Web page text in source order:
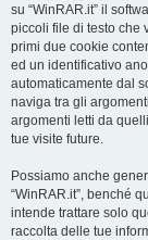
su “WinRAR.it” il
piccoli file di testo che
primi due cookie
ed un identificativo
automaticamente dal
naviga tra gli
argomenti letti da
tue visite future.
Possiamo anche
“WinRAR.it”, benché
intende trattare solo
raccolta delle tue